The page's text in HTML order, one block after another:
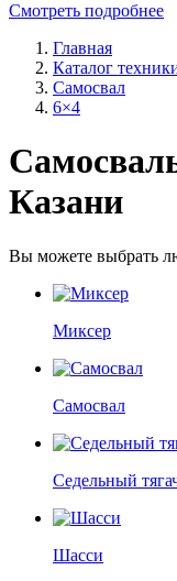
Смотреть подробнее
Главная
Каталог
Самосвал
6×4
Казани
Вы можете выбрать
Миксер
Самосвал
Седельный
Шасси